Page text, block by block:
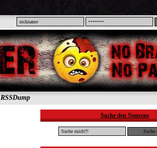
RSSDump
Suche den Nonsens